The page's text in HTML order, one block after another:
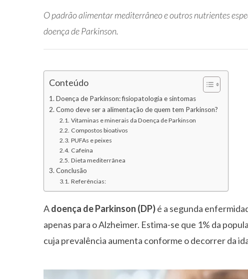
O padrão alimentar mediterrâneo e outros nutrientes
doença de Parkinson.
Conteúdo
Doença de Parkinson: fisiopatologia e sintomas
Como deve ser a alimentação de quem tem Parkinson?
Vitaminas e minerais da Doença de Parkinson
Compostos bioativos
PUFAs e peixes
Cafeína
Dieta mediterrânea
Conclusão
Referências:
Adoença de Parkinson (DP)é a segunda
apenas para o Alzheimer. Estima-se que 1% da
cuja prevalência aumenta conforme o decorrer da